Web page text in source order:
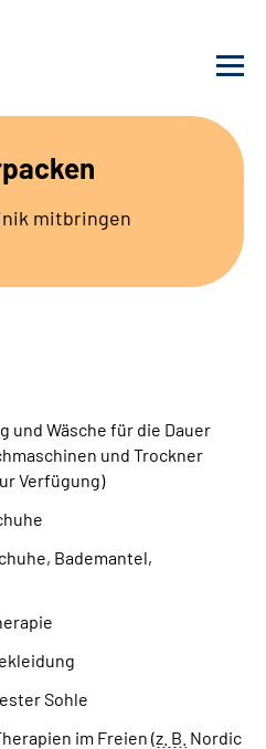
mitbringen
und Wäsche für die Dauer
und Trockner
Verfügung)
Bademantel,
Sohle
im Freien (z. B. Nordic